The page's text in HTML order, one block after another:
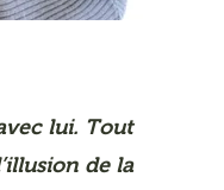
lui. Tout
de la